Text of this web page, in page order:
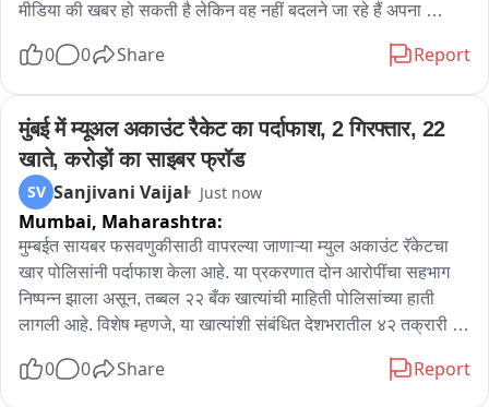
रामावतार गुर्जर सहित टीम के जवान अखलाक अहमद, फरमान खान, जयदेव
ने महत्वपूर्ण भूमिका निभाई। वहीं लांगरा थाना पुलिस के हेड कांस्टेबल
मीडिया की खबर हो सकती है लेकिन वह नहीं बदलने जा रहे हैं अपना
लगता है नजर आ रहा है।
बाइट महेंद्र भट्ट प्रदेश अध्यक्ष भाजपा उत्तराखंड
0 0 Share Report
मुंबई में म्यूअल अकाउंट रैकेट का पर्दाफाश, 2 गिरफ्तार, 22
खाते, करोड़ों का साइबर फ्रॉड
SV Sanjivani Vaijal Just now
Mumbai, Maharashtra:
मुम्बईत सायबर फसवणुकीसाठी वापरल्या जाणाऱ्या म्युल अकाउंट रॅकेटचा
खार पोलिसांनी पर्दाफाश केला आहे. या प्रकरणात दोन आरोपींचा सहभाग
निष्पन्न झाला असून, तब्बल २२ बँक खात्यांची माहिती पोलिसांच्या हाती
लागली आहे. विशेष म्हणजे, या खात्यांशी संबंधित देशभरातील ४२ तक्रारी
उलगडा झाला आहे.
0 0 Share Report